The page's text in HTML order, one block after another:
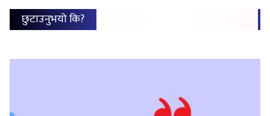
छुटाउनुभयो कि?